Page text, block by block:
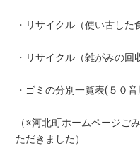
・リサイクル（使い古した
・リサイクル（雑がみの回
・ゴミの分別一覧表(５０音
（※河北町ホームページご
ただきました）